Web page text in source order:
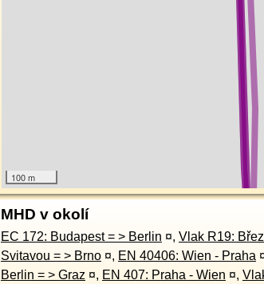
100 m
MHD v okolí
EC 172: Budapest = > Berlin ¤, Vlak R19:
Svitavou = > Brno ¤, EN 40406: Wien - Praha
Berlin = > Graz ¤, EN 407: Praha - Wien ¤,